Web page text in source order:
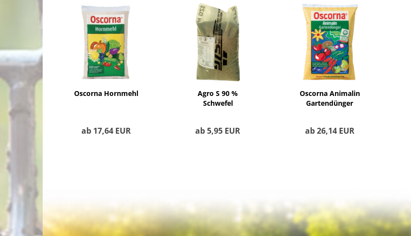
Oscorna Hornmehl
ab 17,64 EUR
Agro S 90 %
Schwefel
ab 5,95 EUR
Oscorna Animalin
Gartendünger
ab 26,14 EUR